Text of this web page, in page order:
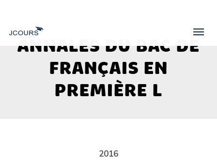
main
content
Menu
ANNALES DU BAC DE
FRANÇAIS EN
PREMIÈRE L
2016